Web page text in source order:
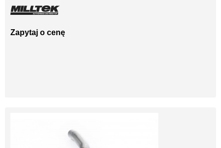
Zapytaj o cenę